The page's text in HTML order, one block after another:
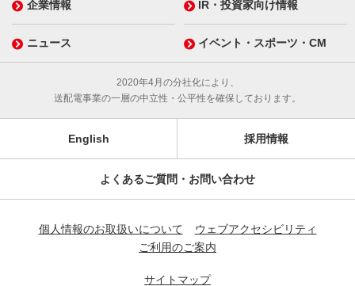
企業情報 IR・投資家向け情報
ニュース イベント・スポーツ・CM
2020年4月の分社化により、
送配電事業の一層の中立性・公平性を確保しております。
English 採用情報
よくあるご質問・お問い合わせ
個人情報のお取扱いについて
ウェブアクセシビリティ
ご利用のご案内
サイトマップ